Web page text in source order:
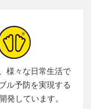
様々な日常生活で
ル予防を実現する
発しています。